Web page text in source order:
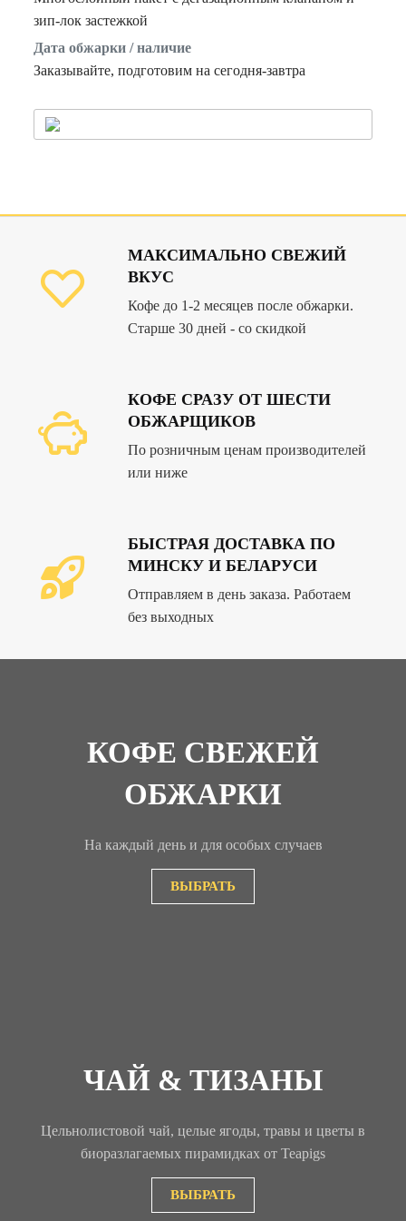
зип-лок застежкой
Дата обжарки / наличие
Заказывайте, подготовим на сегодня-завтра
МАКСИМАЛЬНО СВЕЖИЙ
ВКУС
Кофе до 1-2 месяцев после обжарки.
Старше 30 дней - со скидкой
КОФЕ СРАЗУ ОТ ШЕСТИ
ОБЖАРЩИКОВ
По розничным ценам производителей
или ниже
БЫСТРАЯ ДОСТАВКА ПО
МИНСКУ И БЕЛАРУСИ
Отправляем в день заказа. Работаем
без выходных
КОФЕ СВЕЖЕЙ
ОБЖАРКИ
На каждый день и для особых случаев
ВЫБРАТЬ
ЧАЙ & ТИЗАНЫ
Цельнолистовой чай, целые ягоды, травы и цветы в
биоразлагаемых пирамидках от Teapigs
ВЫБРАТЬ